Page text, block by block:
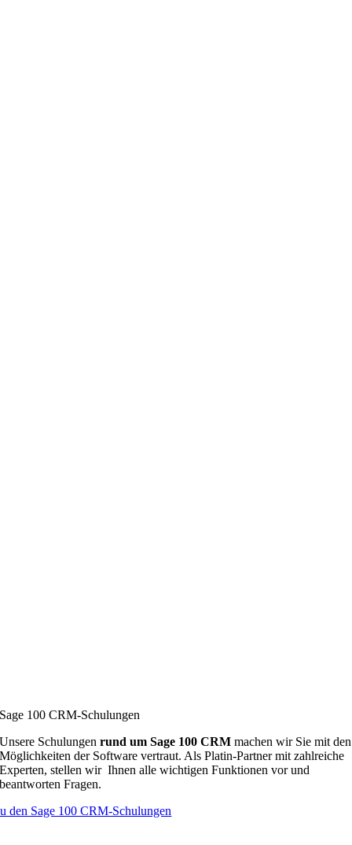
Sage 100 CRM-Schulungen
Unsere Schulungen rund um Sage 100 CRM machen wir Sie mit den
Möglichkeiten der Software vertraut. Als Platin-Partner mit zahlreiche
Experten, stellen wir Ihnen alle wichtigen Funktionen vor und
beantworten Fragen.
den Sage 100 CRM-Schulungen